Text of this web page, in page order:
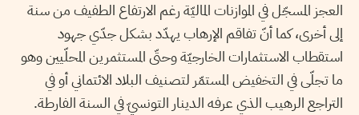
العجز المسجّل في الموازنات الماليّة رغم الارتفاع الطفيف من سنة
إلى أخرى، كما أنّ تفاقم الإرهاب يهدّد بشكل جدّي جهود
استقطاب الاستثمارات الخارجيّة وحتّى المستثمرين المحلّيين وهو
ما تجلّى في التخفيض المستمّر لتصنيف البلاد الائتماني أو في
التراجع الرهيب الذي عرفه الدينار التونسيّ في السنة الفارطة.